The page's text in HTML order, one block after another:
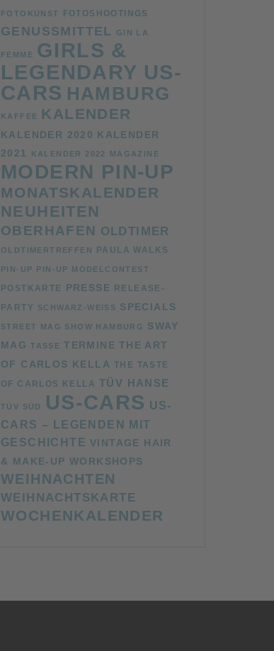
FOTOKUNST FOTOSHOOTINGS
GENUSSMITTEL GIN LA
FEMME GIRLS &
LEGENDARY US-
CARS HAMBURG
KAFFEE KALENDER
KALENDER 2020 KALENDER
2021
KALENDER 2022 MAGAZINE
MODERN PIN-UP
MONATSKALENDER
NEUHEITEN
OBERHAFEN OLDTIMER
OLDTIMERTREFFEN PAULA WALKS
PIN-UP PIN-UP MODELCONTEST
POSTKARTE PRESSE RELEASE-
PARTY
SCHWARZ-WEISS SPECIALS
STREET MAG SHOW HAMBURG
SWAY
MAG TASSE TERMINE THE ART
OF CARLOS KELLA THE TASTE
OF CARLOS KELLA TÜV HANSE
TÜV SÜD US-CARS US-
CARS – LEGENDEN MIT
GESCHICHTE VINTAGE HAIR
& MAKE-UP WORKSHOPS
WEIHNACHTEN
WEIHNACHTSKARTE
WOCHENKALENDER